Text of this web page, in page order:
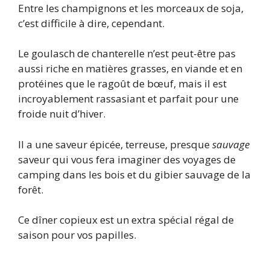
Entre les champignons et les morceaux de soja,
c’est difficile à dire, cependant.
Le goulasch de chanterelle n’est peut-être pas
aussi riche en matières grasses, en viande et en
protéines que le ragoût de bœuf, mais il est
incroyablement rassasiant et parfait pour une
froide nuit d’hiver.
Il a une saveur épicée, terreuse, presquesauvage
saveur qui vous fera imaginer des voyages de
camping dans les bois et du gibier sauvage de la
forêt.
Ce dîner copieux est un extra spécial régal de
saison pour vos papilles.